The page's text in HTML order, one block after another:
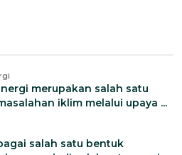
merupakan salah satu
iklim melalui upaya ...
salah satu bentuk